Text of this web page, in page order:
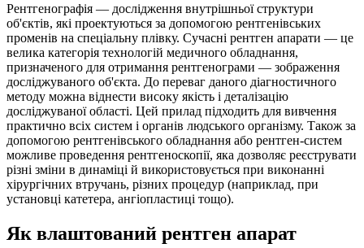
Рентгенографія — дослідження внутрішньої структури
об'єктів, які проектуються за допомогою рентгенівських
променів на спеціальну плівку. Сучасні рентген апарати — це
велика категорія технологій медичного обладнання,
призначеного для отримання рентгенограми — зображення
досліджуваного об'єкта. До переваг даного діагностичного
методу можна віднести високу якість і деталізацію
досліджуваної області. Цей прилад підходить для вивчення
практично всіх систем і органів людського організму. Також за
допомогою рентгенівського обладнання або рентген-систем
можливе проведення рентгеноскопії, яка дозволяє реєструвати
різні зміни в динаміці й використовується при виконанні
хірургічних втручань, різних процедур (наприклад, при
установці катетера, ангіопластиці тощо).
Як влаштований рентген апарат